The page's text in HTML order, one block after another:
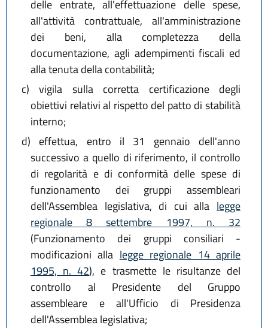
delle entrate, all'effettuazione delle spese,
all'attività contrattuale, all'amministrazione
dei beni, alla completezza della
documentazione, agli adempimenti fiscali ed
alla tenuta della contabilità;
c) vigila sulla corretta certificazione degli
obiettivi relativi al rispetto del patto di stabilità
interno;
d) effettua, entro il 31 gennaio dell'anno
successivo a quello di riferimento, il controllo
di regolarità e di conformità delle spese di
funzionamento dei gruppi assembleari
dell'Assemblea legislativa, di cui alla legge
regionale 8 settembre 1997, n. 32
(Funzionamento dei gruppi consiliari -
modificazioni alla legge regionale 14 aprile
1995, n. 42), e trasmette le risultanze del
controllo al Presidente del Gruppo
assembleare e all'Ufficio di Presidenza
dell'Assemblea legislativa;